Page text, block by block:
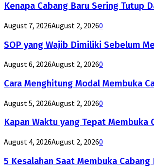
Kenapa Cabang Baru Sering Tutup
August 7, 2026August 2, 20260
SOP yang Wajib Dimiliki Sebelum
August 6, 2026August 2, 20260
Cara Menghitung Modal Membuka
August 5, 2026August 2, 20260
Kapan Waktu yang Tepat Membuka
August 4, 2026August 2, 20260
5 Kesalahan Saat Membuka